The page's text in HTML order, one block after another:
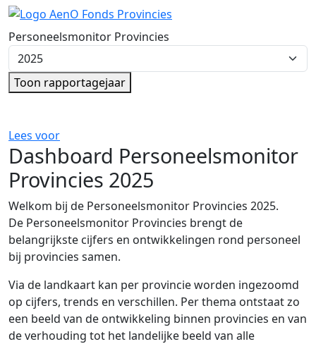
Ga direct naar de inhoud
Personeelsmonitor Provincies
Kies rapportagejaar
Toon rapportagejaar
Lees voor
Dashboard Personeelsmonitor
Provincies 2025
Welkom bij de Personeelsmonitor Provincies 2025.
De Personeelsmonitor Provincies brengt de
belangrijkste cijfers en ontwikkelingen rond personeel
bij provincies samen.
Via de landkaart kan per provincie worden ingezoomd
op cijfers, trends en verschillen. Per thema ontstaat zo
een beeld van de ontwikkeling binnen provincies en van
de verhouding tot het landelijke beeld van alle